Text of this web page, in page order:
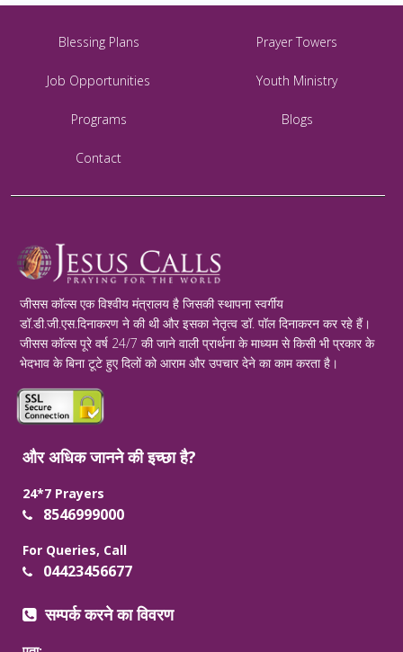
Blessing Plans Prayer Towers
Job Opportunities Youth Ministry
Programs Blogs
Contact
जीसस कॉल्स एक विश्वीय मंत्रालय है जिसकी स्थापना स्वर्गीय
डॉ.डी.जी.एस.दिनाकरण ने की थी और इसका नेतृत्व डॉ. पॉल दिनाकरन कर रहे हैं।
जीसस कॉल्स पूरे वर्ष 24/7 की जाने वाली प्रार्थना के माध्यम से किसी भी प्रकार के
भेदभाव के बिना टूटे हुए दिलों को आराम और उपचार देने का काम करता है।
और अधिक जानने की इच्छा है?
24*7 Prayers
8546999000
For Queries, Call
04423456677
सम्पर्क करने का विवरण